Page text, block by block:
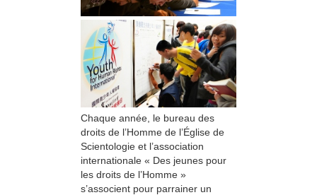
Chaque année, le bureau des
droits de l’Homme de l’Église de
Scientologie et l’association
internationale « Des jeunes pour
les droits de l’Homme »
s’associent pour parrainer un